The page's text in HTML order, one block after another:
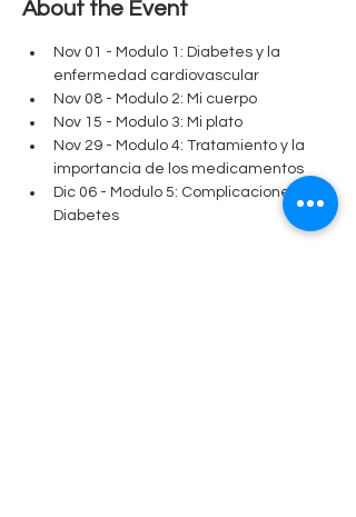
About the Event
Nov 01 - Modulo 1: Diabetes y la
enfermedad cardiovascular
Nov 08 - Modulo 2: Mi cuerpo
Nov 15 - Modulo 3: Mi plato
Nov 29 - Modulo 4: Tratamiento y la
importancia de los medicamentos
Dic 06 - Modulo 5: Complicaciones de
Diabetes